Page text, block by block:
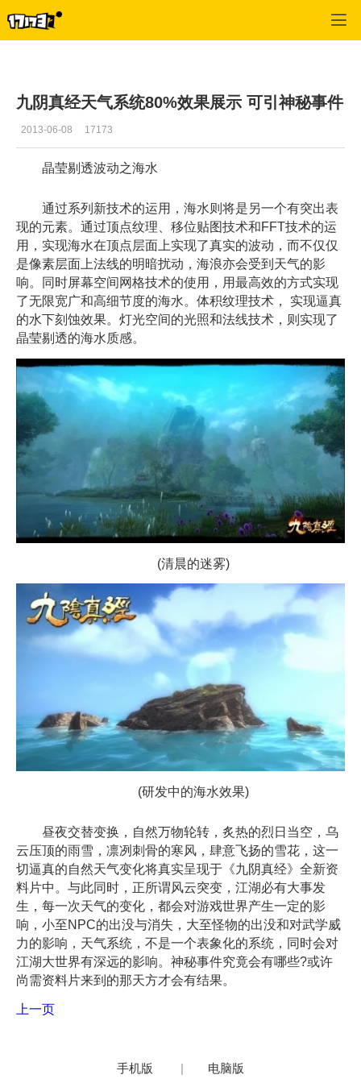
九阴真经天气系统80%效果展示 可引神秘事件
2013-06-08 17173
晶莹剔透波动之海水
通过系列新技术的运用，海水则将是另一个有突出表
现的元素。通过顶点纹理、移位贴图技术和FFT技术的运
用，实现海水在顶点层面上实现了真实的波动，而不仅仅
是像素层面上法线的明暗扰动，海浪亦会受到天气的影
响。同时屏幕空间网格技术的使用，用最高效的方式实现
了无限宽广和高细节度的海水。体积纹理技术， 实现逼真
的水下刻蚀效果。灯光空间的光照和法线技术，则实现了
晶莹剔透的海水质感。
(清晨的迷雾)
(研发中的海水效果)
昼夜交替变换，自然万物轮转，炙热的烈日当空，乌
云压顶的雨雪，凛冽刺骨的寒风，肆意飞扬的雪花，这一
切逼真的自然天气变化将真实呈现于《九阴真经》全新资
料片中。与此同时，正所谓风云突变，江湖必有大事发
生，每一次天气的变化，都会对游戏世界产生一定的影
响，小至NPC的出没与消失，大至怪物的出没和对武学威
力的影响，天气系统，不是一个表象化的系统，同时会对
江湖大世界有深远的影响。神秘事件究竟会有哪些?或许
尚需资料片来到的那天方才会有结果。
上一页
手机版 | 电脑版